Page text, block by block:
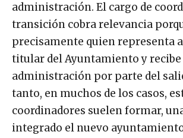
administración. El cargo de
transición cobra relevancia
precisamente quien representa
titular del Ayuntamiento y recibe
administración por parte del
tanto, en muchos de los casos,
coordinadores suelen formar,
integrado el nuevo